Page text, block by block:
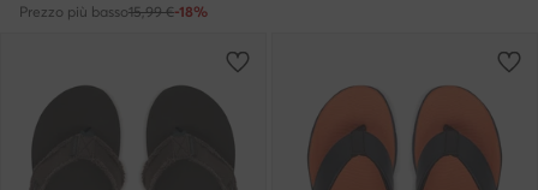
Prezzo più basso15,99 €-18%